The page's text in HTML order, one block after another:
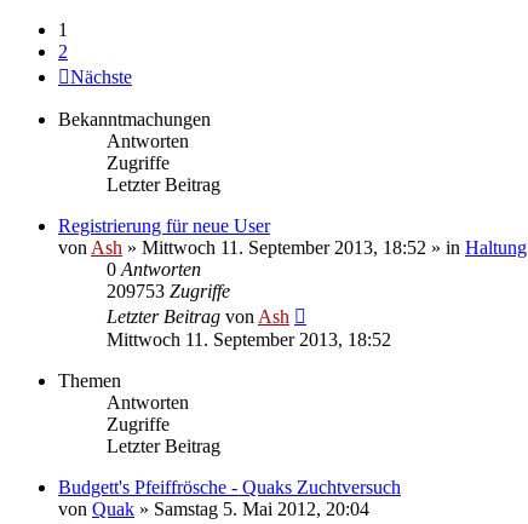
1
2
Nächste
Bekanntmachungen
Antworten
Zugriffe
Letzter Beitrag
Registrierung für neue User
von Ash » Mittwoch 11. September 2013, 18:52 » in Haltung
0 Antworten
209753 Zugriffe
Letzter Beitrag von Ash
Mittwoch 11. September 2013, 18:52
Themen
Antworten
Zugriffe
Letzter Beitrag
Budgett's Pfeiffrösche - Quaks Zuchtversuch
von Quak » Samstag 5. Mai 2012, 20:04